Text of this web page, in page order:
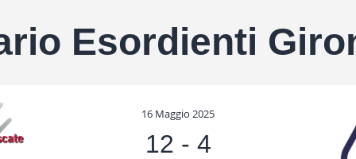
Esordienti
16 Maggio 2025
12 - 4